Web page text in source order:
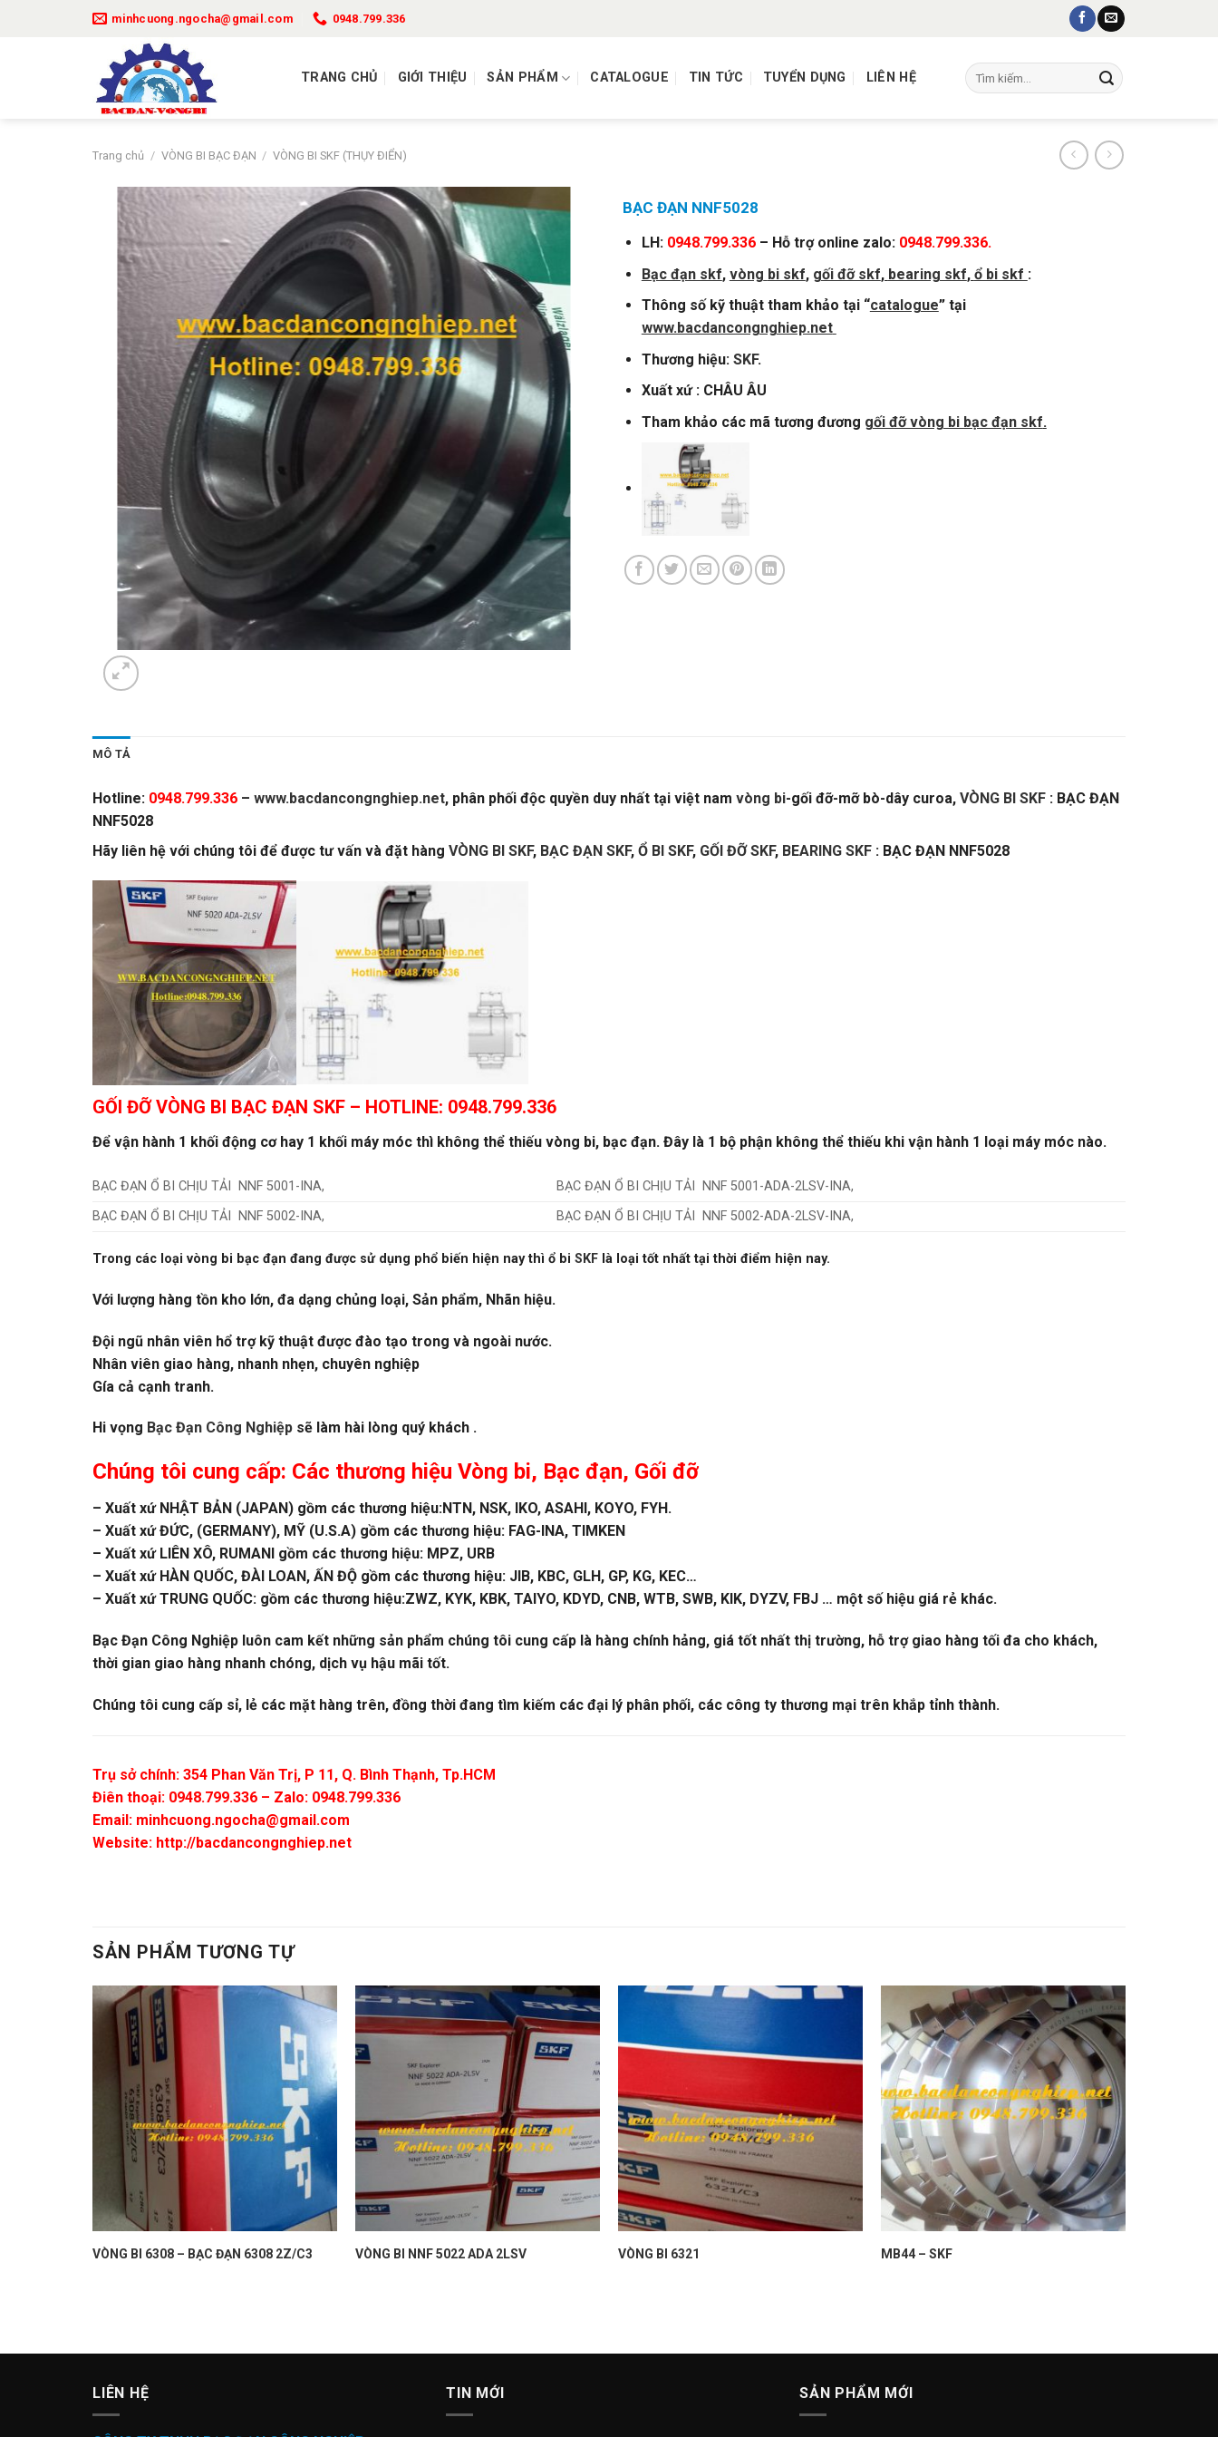
minhcuong.ngocha@gmail.com 0948.799.336
TRANG CHỦ GIỚI THIỆU SẢN PHẨM CATALOGUE TIN TỨC TUYỂN DỤNG LIÊN HỆ
Tìm
kiếm:
Trang chủ / VÒNG BI BẠC ĐẠN / VÒNG BI SKF (THỤY ĐIỂN)
BẠC ĐẠN NNF5028
LH:0948.799.336 – Hỗ trợ online zalo: 0948.799.336.
Bạc đạn skf, vòng bi skf, gối đỡ skf, bearing skf, ổ bi skf :
Thông số kỹ thuật tham khảo tại “catalogue” tại
www.bacdancongnghiep.net
Thương hiệu: SKF.
Xuất xứ : CHÂU ÂU
Tham khảo các mã tương đương gối đỡ vòng bi bạc đạn skf.
MÔ TẢ
Hotline: 0948.799.336 – www.bacdancongnghiep.net, phân phối độc quyền duy nhất tại việt nam vòng bi-gối đỡ-mỡ bò-dây curoa, VÒNG BI SKF : BẠC ĐẠN
NNF5028
Hãy liên hệ với chúng tôi để được tư vấn và đặt hàng VÒNG BI SKF, BẠC ĐẠN SKF, Ổ BI SKF, GỐI ĐỠ SKF, BEARING SKF : BẠC ĐẠN NNF5028
GỐI ĐỠ VÒNG BI BẠC ĐẠN SKF – HOTLINE: 0948.799.336
Để vận hành 1 khối động cơ hay 1 khối máy móc thì không thể thiếu vòng bi, bạc đạn. Đây là 1 bộ phận không thể thiếu khi vận hành 1 loại máy móc nào.
BẠC ĐẠN Ổ BI CHỊU TẢI NNF 5001-INA,
BẠC ĐẠN Ổ BI CHỊU TẢI NNF 5001-ADA-2LSV-INA,
BẠC ĐẠN Ổ BI CHỊU TẢI NNF 5002-INA,
BẠC ĐẠN Ổ BI CHỊU TẢI NNF 5002-ADA-2LSV-INA,
Trong các loại vòng bi bạc đạn đang được sử dụng phổ biến hiện nay thì ổ bi SKF là loại tốt nhất tại thời điểm hiện nay.
Với lượng hàng tồn kho lớn, đa dạng chủng loại, Sản phẩm, Nhãn hiệu.
Đội ngũ nhân viên hổ trợ kỹ thuật được đào tạo trong và ngoài nước.
Nhân viên giao hàng, nhanh nhẹn, chuyên nghiệp
Gía cả cạnh tranh.
Hi vọng Bạc Đạn Công Nghiệp sẽ làm hài lòng quý khách .
Chúng tôi cung cấp: Các thương hiệu Vòng bi, Bạc đạn, Gối đỡ
– Xuất xứ NHẬT BẢN (JAPAN) gồm các thương hiệu:NTN, NSK, IKO, ASAHI, KOYO, FYH.
– Xuất xứ ĐỨC, (GERMANY), MỸ (U.S.A) gồm các thương hiệu: FAG-INA, TIMKEN
– Xuất xứ LIÊN XÔ, RUMANI gồm các thương hiệu: MPZ, URB
– Xuất xứ HÀN QUỐC, ĐÀI LOAN, ẤN ĐỘ gồm các thương hiệu: JIB, KBC, GLH, GP, KG, KEC…
– Xuất xứ TRUNG QUỐC: gồm các thương hiệu:ZWZ, KYK, KBK, TAIYO, KDYD, CNB, WTB, SWB, KIK, DYZV, FBJ … một số hiệu giá rẻ khác.
Bạc Đạn Công Nghiệp luôn cam kết những sản phẩm chúng tôi cung cấp là hàng chính hảng, giá tốt nhất thị trường, hỗ trợ giao hàng tối đa cho khách,
thời gian giao hàng nhanh chóng, dịch vụ hậu mãi tốt.
Chúng tôi cung cấp sỉ, lẻ các mặt hàng trên, đồng thời đang tìm kiếm các đại lý phân phối, các công ty thương mại trên khắp tỉnh thành.
Trụ sở chính: 354 Phan Văn Trị, P 11, Q. Bình Thạnh, Tp.HCM
Điên thoại: 0948.799.336 – Zalo: 0948.799.336
Email: minhcuong.ngocha@gmail.com
Website: http://bacdancongnghiep.net
SẢN PHẨM TƯƠNG TỰ
VÒNG BI 6308 – BẠC ĐẠN 6308 2Z/C3 VÒNG BI NNF 5022 ADA 2LSV VÒNG BI 6321 MB44 – SKF
LIÊN HỆ TIN MỚI SẢN PHẨM MỚI